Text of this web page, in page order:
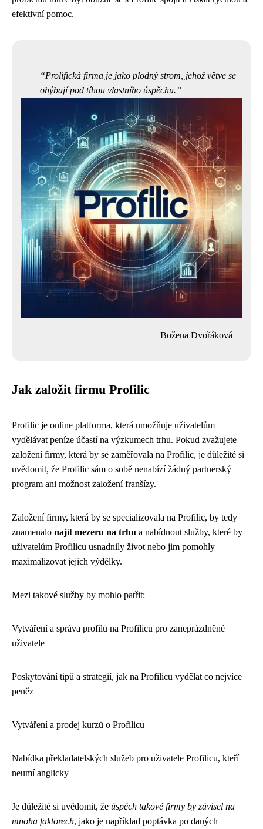
efektivní pomoc.
Prolifická firma je jako plodný strom, jehož větve se
ohýbají pod tíhou vlastního úspěchu.
Božena Dvořáková
Jak založit firmu Profilic
Profilic je online platforma, která umožňuje uživatelům
vydělávat peníze účastí na výzkumech trhu. Pokud zvažujete
založení firmy, která by se zaměřovala na Profilic, je důležité si
uvědomit, že Profilic sám o sobě nenabízí žádný partnerský
program ani možnost založení franšízy.
Založení firmy, která by se specializovala na Profilic, by tedy
znamenalo najít mezeru na trhu a nabídnout služby, které by
uživatelům Profilicu usnadnily život nebo jim pomohly
maximalizovat jejich výdělky.
Mezi takové služby by mohlo patřit:
Vytváření a správa profilů na Profilicu pro zaneprázdněné
uživatele
Poskytování tipů a strategií, jak na Profilicu vydělat co nejvíce
peněz
Vytváření a prodej kurzů o Profilicu
Nabídka překladatelských služeb pro uživatele Profilicu, kteří
neumí anglicky
Je důležité si uvědomit, že úspěch takové firmy by závisel na
mnoha faktorech, jako je například poptávka po daných